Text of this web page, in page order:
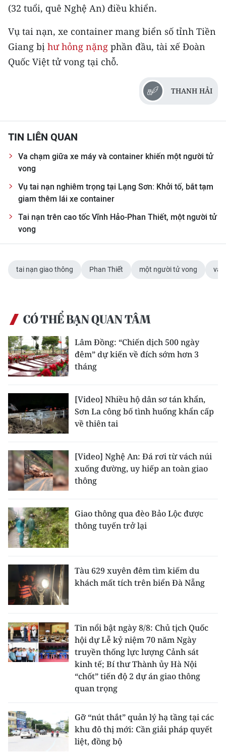
Media Kinh tế
Media Văn hóa
Media Xã hội
Media Thế giới
Media Giáo dục
Media Y tế
Media Khoa học - Công nghệ
Media Môi trường
TIN MỚI
TIN ĐỊA PHƯƠNG
Trung du và miền núi phía Bắc
Duyên hải Nam Trung Bộ và Tây
Nguyên
Đông Nam Bộ
Đồng bằng sông Cửu Long
Chuyên trang TP. Hồ Chí Minh
CHUYÊN ĐỀ
CÁC CHUYÊN TRANG
VỀ BÁO NHÂN DÂN
THỜI NAY
NHÂN DÂN CUỐI TUẦN
NHÂN DÂN HẰNG THÁNG
ĐỌC BÁO IN
(32 tuổi, quê Nghệ An) điều khiển.
Vụ tai nạn, xe container mang biển số tỉnh Tiền
Giang bị hư hỏng nặng phần đầu, tài xế Đoàn
Quốc Việt tử vong tại chỗ.
THANH HẢI
TIN LIÊN QUAN
Va chạm giữa xe máy và container khiến một người tử
vong
Vụ tai nạn nghiêm trọng tại Lạng Sơn: Khởi tố, bắt tạm
giam thêm lái xe container
Tai nạn trên cao tốc Vĩnh Hảo-Phan Thiết, một người tử
vong
tai nạn giao thông Phan Thiết một người tử vong va
CÓ THỂ BẠN QUAN TÂM
Lâm Đồng: “Chiến dịch 500 ngày
đêm” dự kiến về đích sớm hơn 3
tháng
[Video] Nhiều hộ dân sơ tán khẩn,
Sơn La công bố tình huống khẩn cấp
về thiên tai
[Video] Nghệ An: Đá rơi từ vách núi
xuống đường, uy hiếp an toàn giao
thông
Giao thông qua đèo Bảo Lộc được
thông tuyến trở lại
Tàu 629 xuyên đêm tìm kiếm du
khách mất tích trên biển Đà Nẵng
Tin nổi bật ngày 8/8: Chủ tịch Quốc
hội dự Lễ kỷ niệm 70 năm Ngày
truyền thống lực lượng Cảnh sát
kinh tế; Bí thư Thành ủy Hà Nội
“chốt” tiến độ 2 dự án giao thông
quan trọng
Gỡ “nút thắt” quản lý hạ tầng tại các
khu đô thị mới: Cần giải pháp quyết
liệt, đồng bộ